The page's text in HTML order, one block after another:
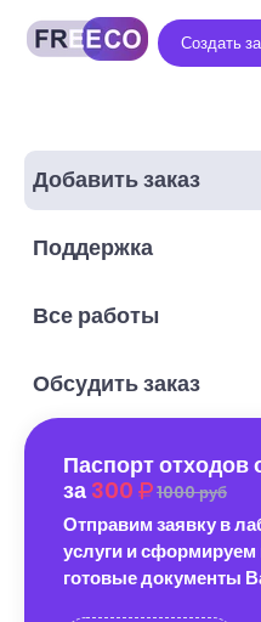
Создать
Добавить заказ
Поддержка
Все работы
Обсудить заказ
Паспорт отходов
за 300 1000 руб
Отправим заявку в
услуги и
готовые документы